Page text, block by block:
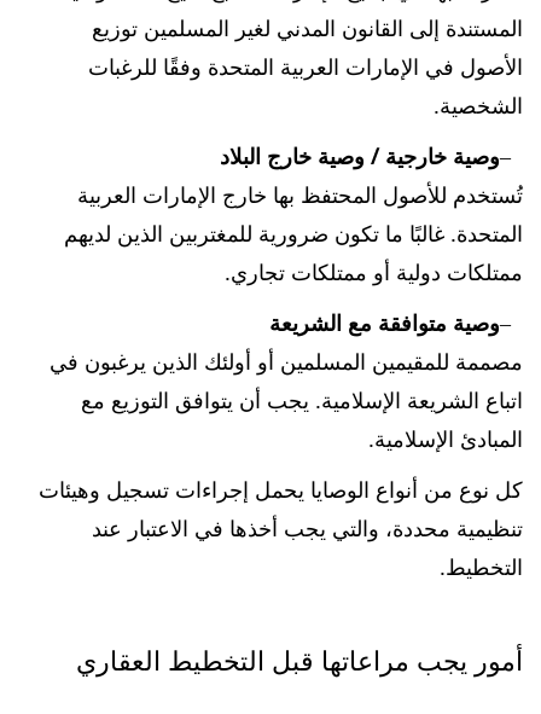
المستندة إلى القانون المدني لغير المسلمين توزيع
الأصول في الإمارات العربية المتحدة وفقًا للرغبات
الشخصية.
وصية خارجية / وصية خارج البلاد
تُستخدم للأصول المحتفظ بها خارج الإمارات العربية
المتحدة. غالبًا ما تكون ضرورية للمغتربين الذين لديهم
ممتلكات دولية أو ممتلكات تجاري.
وصية متوافقة مع الشريعة
مصممة للمقيمين المسلمين أو أولئك الذين يرغبون في
اتباع الشريعة الإسلامية. يجب أن يتوافق التوزيع مع
المبادئ الإسلامية.
كل نوع من أنواع الوصايا يحمل إجراءات تسجيل وهيئات
تنظيمية محددة، والتي يجب أخذها في الاعتبار عند
التخطيط.
أمور يجب مراعاتها قبل التخطيط العقاري